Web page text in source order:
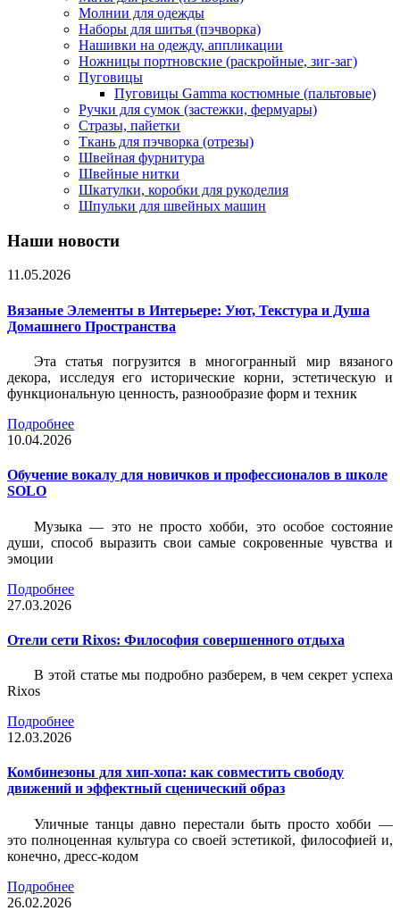
Молнии для одежды
Наборы для шитья (пэчворка)
Нашивки на одежду, аппликации
Ножницы портновские (раскройные, зиг-заг)
Пуговицы
Пуговицы Gamma костюмные (пальтовые)
Ручки для сумок (застежки, фермуары)
Стразы, пайетки
Ткань для пэчворка (отрезы)
Швейная фурнитура
Швейные нитки
Шкатулки, коробки для рукоделия
Шпульки для швейных машин
Наши новости
11.05.2026
Вязаные Элементы в Интерьере: Уют, Текстура и Душа
Домашнего Пространства
Эта статья погрузится в многогранный мир вязаного
декора, исследуя его исторические корни, эстетическую и
функциональную ценность, разнообразие форм и техник
Подробнее
10.04.2026
Обучение вокалу для новичков и профессионалов в школе
SOLO
Музыка — это не просто хобби, это особое состояние
души, способ выразить свои самые сокровенные чувства и
эмоции
Подробнее
27.03.2026
Отели сети Rixos: Философия совершенного отдыха
В этой статье мы подробно разберем, в чем секрет успеха
Rixos
Подробнее
12.03.2026
Комбинезоны для хип-хопа: как совместить свободу
движений и эффектный сценический образ
Уличные танцы давно перестали быть просто хобби —
это полноценная культура со своей эстетикой, философией и,
конечно, дресс-кодом
Подробнее
26.02.2026